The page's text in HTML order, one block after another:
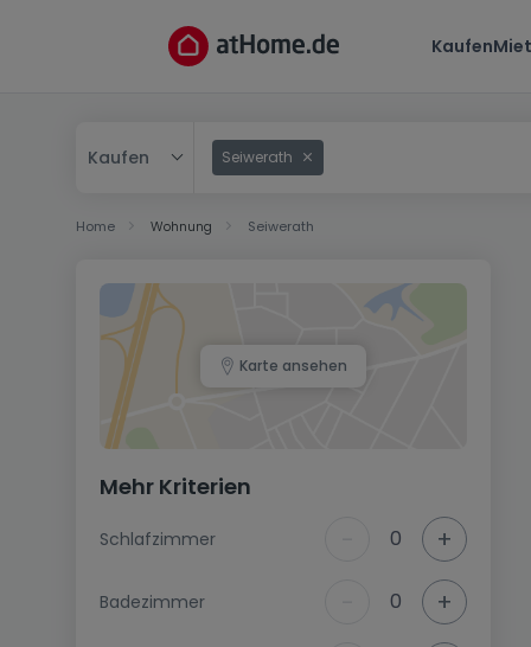
Kaufen
Kaufen Seiwerath
Home Wohnung Seiwerath
Karte ansehen
Mehr Kriterien
Schlafzimmer 0 +
Badezimmer 0 +